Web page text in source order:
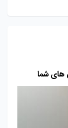
های شما